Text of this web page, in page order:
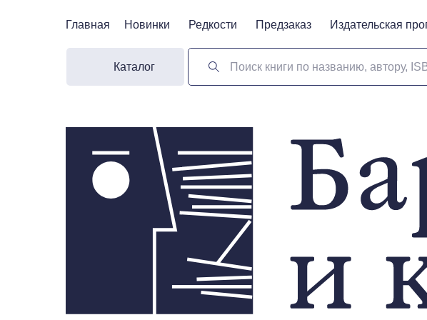
Поиск книги по названию, автору,
Новинки Предзаказ Издательская
Редкости
Главная
Каталог
Новинки Предзаказ Издательская
Редкости
Главная